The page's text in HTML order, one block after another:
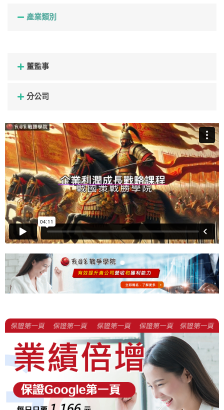
產業類別
董監事
分公司